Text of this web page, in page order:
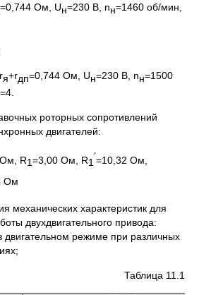
=0,744 Ом, Uн=230 В, nн=1460 об/мин,
я+rдп=0,744 Ом, Uн=230 В, nн=1500
роторных сопротивлений
двигателей:
R1=3,00 Ом, R1
’=10,32 Ом,
Ом
механических характеристик для
двухдвигательного привода:
режиме при различных
Таблица 11.1